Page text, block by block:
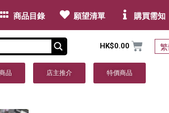
商品目錄 願望清單 購買需知
HK$0.00
品 店主推介 特價商品